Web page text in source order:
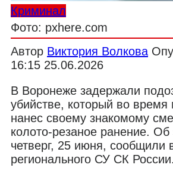
Криминал
Фото: pxhere.com
Автор Виктория Волкова
16:15 25.06.2026
В Воронеже задержали
убийстве, который во время
нанес своему знакомому
колото-резаное ранение. Об
четверг, 25 июня, сообщили
регионального СУ СК России.